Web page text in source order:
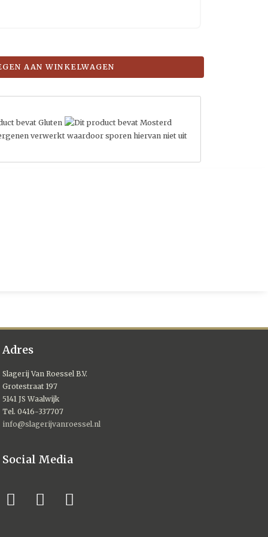
AAN WINKELWAGEN
verwerkt waardoor sporen hiervan niet uit
Adres
Slagerij Van Roessel B.V.
Grotestraat 197
5141 JS Waalwijk
Tel. 0416-337707
info@slagerijvanroessel.nl
Social Media